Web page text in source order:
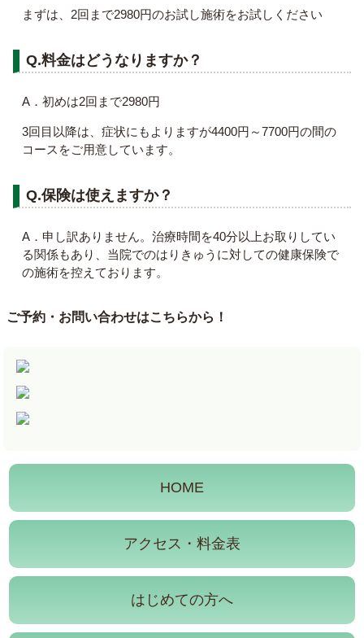
まずは、2回まで2980円のお試し施術をお試しください
Q.料金はどうなりますか？
A．初めは2回まで2980円
3回目以降は、症状にもよりますが4400円～7700円の間の
コースをご用意しています。
Q.保険は使えますか？
A．申し訳ありません。治療時間を40分以上お取りしてい
る関係もあり、当院でのはりきゅうに対しての健康保険で
の施術を控えております。
ご予約・お問い合わせはこちらから！
HOME
アクセス・料金表
はじめての方へ